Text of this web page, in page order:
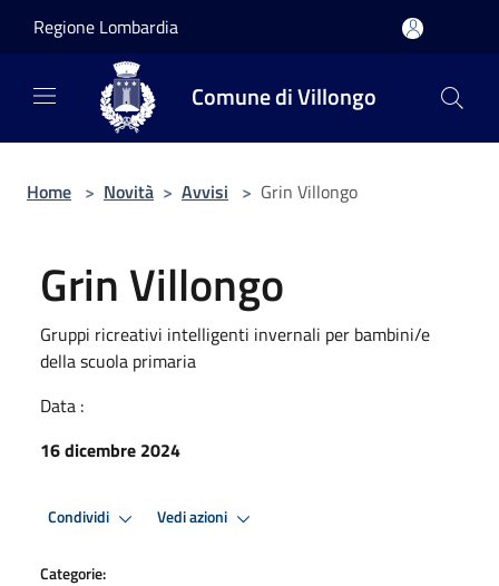
Regione Lombardia
Comune di Villongo
Home > Novità > Avvisi > Grin Villongo
Grin Villongo
Gruppi ricreativi intelligenti invernali per bambini/e
della scuola primaria
Data :
16 dicembre 2024
Condividi Vedi azioni
Categorie: